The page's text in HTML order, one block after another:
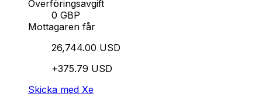
Överföringsavgift
0 GBP
Mottagaren får
26,744.00 USD
+375.79 USD
Skicka med Xe